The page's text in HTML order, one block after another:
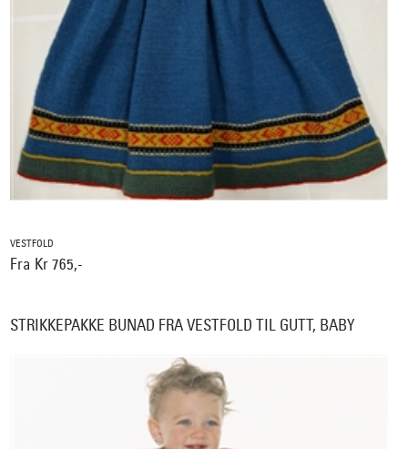
VESTFOLD
Fra Kr 765,-
STRIKKEPAKKE BUNAD FRA VESTFOLD TIL GUTT, BABY